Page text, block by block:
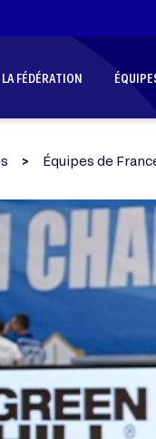
LA FÉDÉRATION
Équipes de